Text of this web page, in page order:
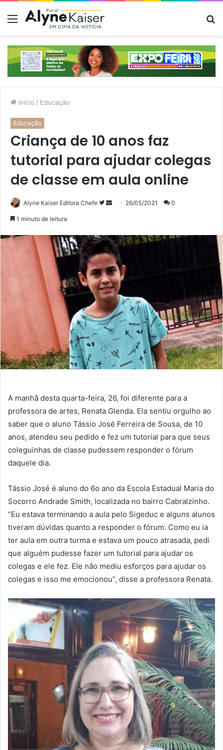
Menu
Início / Educação
Educação
Criança de 10 anos faz
tutorial para ajudar colegas
de classe em aula online
Alyne Kaiser Editora Chefe
SigaMande
mail
26/05/2021 0
1 minuto de leitura
A manhã desta quarta-feira, 26, foi diferente para a
professora de artes, Renata Glenda. Ela sentiu orgulho ao
saber que o aluno Tássio José Ferreira de Sousa, de 10
anos, atendeu seu pedido e fez um tutorial para que seus
coleguinhas de classe pudessem responder o fórum
daquele dia.
Tássio José é aluno do 6o ano da Escola Estadual Maria do
Socorro Andrade Smith, localizada no bairro Cabralzinho.
“Eu estava terminando a aula pelo Sigeduc e alguns alunos
tiveram dúvidas quanto a responder o fórum. Como eu ia
ter aula em outra turma e estava um pouco atrasada, pedi
que alguém pudesse fazer um tutorial para ajudar os
colegas e ele fez. Ele não mediu esforços para ajudar os
colegas e isso me emocionou”, disse a professora Renata.